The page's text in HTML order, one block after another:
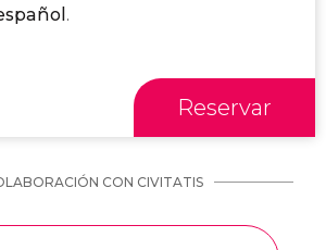
.
Reservar
CON CIVITATIS